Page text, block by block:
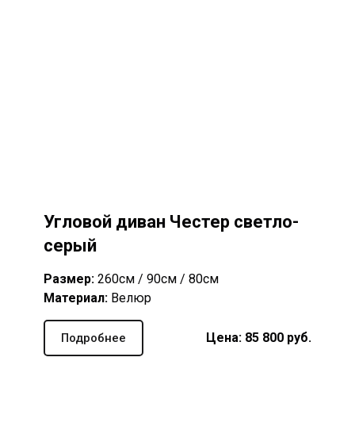
Угловой диван Честер светло-
серый
Размер: 260см / 90см / 80см
Материал: Велюр
Подробнее Цена: 85 800 руб.